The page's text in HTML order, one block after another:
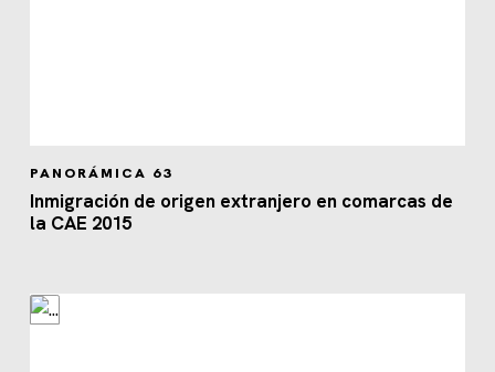
PANORÁMICA 63
Inmigración de origen extranjero en comarcas de
la CAE 2015